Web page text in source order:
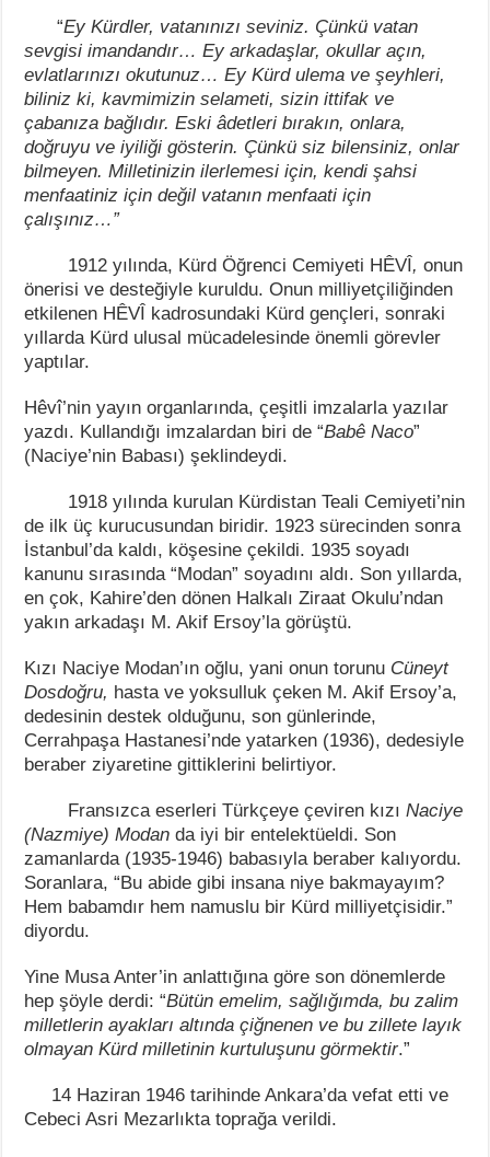
“Ey Kürdler, vatanınızı seviniz. Çünkü vatan
sevgisi imandandır… Ey arkadaşlar, okullar açın,
evlatlarınızı okutunuz… Ey Kürd ulema ve şeyhleri,
biliniz ki, kavmimizin selameti, sizin ittifak ve
çabanıza bağlıdır. Eski âdetleri bırakın, onlara,
doğruyu ve iyiliği gösterin. Çünkü siz bilensiniz, onlar
bilmeyen. Milletinizin ilerlemesi için, kendi şahsi
menfaatiniz için değil vatanın menfaati için
çalışınız…”
1912 yılında, Kürd Öğrenci Cemiyeti HÊVÎ, onun
önerisi ve desteğiyle kuruldu. Onun milliyetçiliğinden
etkilenen HÊVÎ kadrosundaki Kürd gençleri, sonraki
yıllarda Kürd ulusal mücadelesinde önemli görevler
yaptılar.
Hêvî’nin yayın organlarında, çeşitli imzalarla yazılar
yazdı. Kullandığı imzalardan biri de “Babê Naco”
(Naciye’nin Babası) şeklindeydi.
1918 yılında kurulan Kürdistan Teali Cemiyeti’nin
de ilk üç kurucusundan biridir. 1923 sürecinden sonra
İstanbul’da kaldı, köşesine çekildi. 1935 soyadı
kanunu sırasında “Modan” soyadını aldı. Son yıllarda,
en çok, Kahire’den dönen Halkalı Ziraat Okulu’ndan
yakın arkadaşı M. Akif Ersoy’la görüştü.
Kızı Naciye Modan’ın oğlu, yani onun torunu Cüneyt
Dosdoğru, hasta ve yoksulluk çeken M. Akif Ersoy’a,
dedesinin destek olduğunu, son günlerinde,
Cerrahpaşa Hastanesi’nde yatarken (1936), dedesiyle
beraber ziyaretine gittiklerini belirtiyor.
Fransızca eserleri Türkçeye çeviren kızıNaciye
(Nazmiye) Modanda iyi bir entelektüeldi. Son
zamanlarda (1935-1946) babasıyla beraber kalıyordu.
Soranlara, “Bu abide gibi insana niye bakmayayım?
Hem babamdır hem namuslu bir Kürd milliyetçisidir.”
diyordu.
Yine Musa Anter’in anlattığına göre son dönemlerde
hep şöyle derdi: “Bütün emelim, sağlığımda, bu zalim
milletlerin ayakları altında çiğnenen ve bu zillete layık
olmayan Kürd milletinin kurtuluşunu görmektir.”
14 Haziran 1946 tarihinde Ankara’da vefat etti ve
Cebeci Asri Mezarlıkta toprağa verildi.